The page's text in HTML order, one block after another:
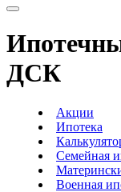
ДСК
Акции
Ипотека
Семейная
Военная